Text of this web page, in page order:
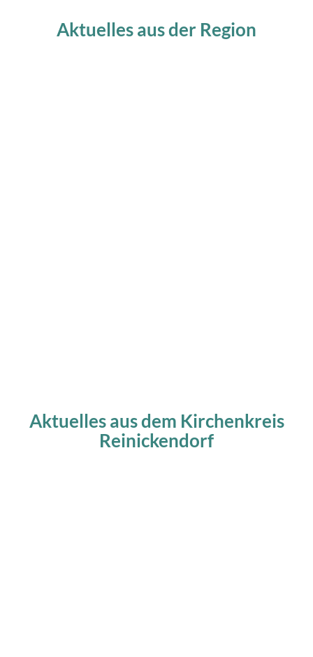
Aktuelles aus der Region
Aktuelles aus dem Kirchenkreis
Reinickendorf